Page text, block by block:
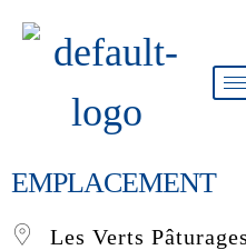
EMPLACEMENT
Les Verts